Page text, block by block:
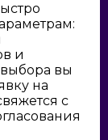
и
вы
на
с